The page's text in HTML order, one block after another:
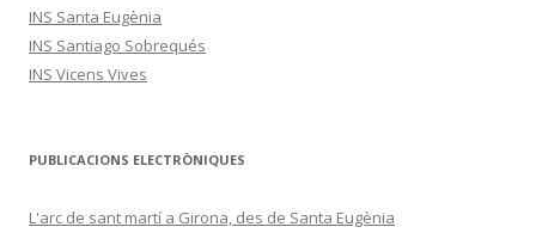
INS Santa Eugènia
INS Santiago Sobrequés
INS Vicens Vives
PUBLICACIONS ELECTRÒNIQUES
L'arc de sant martí a Girona, des de Santa Eugènia